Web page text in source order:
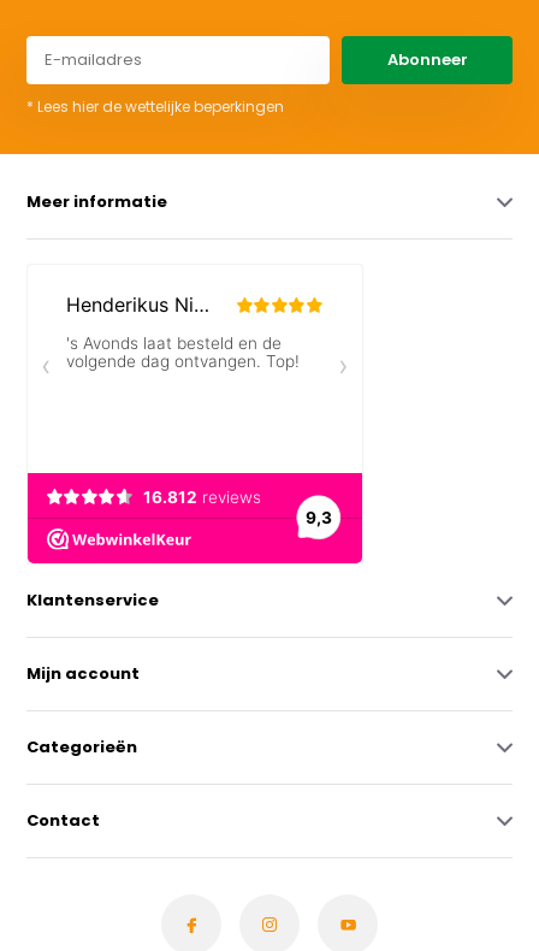
Abonneer
* Lees hier de wettelijke beperkingen
Meer informatie
Klantenservice
Mijn account
Categorieën
Contact